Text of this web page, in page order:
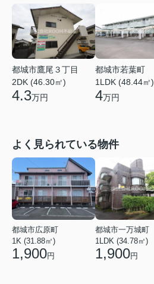
都城市鷹尾３丁目
2DK (46.30㎡)
4.3万円
都城市若葉町
1LDK (48.44㎡)
4万円
よく見られている物件
都城市広原町
1K (31.88㎡)
1,900円
都城市一万城町
1LDK (34.78㎡)
1,900円